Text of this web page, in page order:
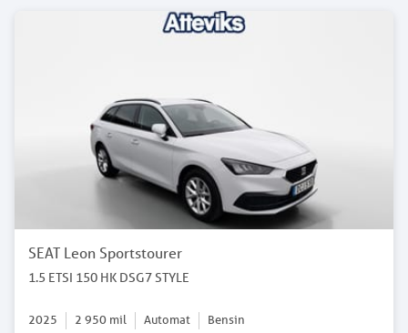
SEAT Leon Sportstourer
1.5 ETSI 150 HK DSG7 STYLE
2025 2 950 mil Automat Bensin